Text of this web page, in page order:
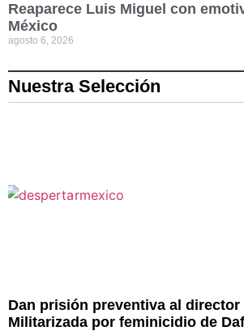
Reaparece Luis Miguel con
México
agosto 6, 2026
Nuestra Selección
Dan prisión preventiva al director
Militarizada por feminicidio de